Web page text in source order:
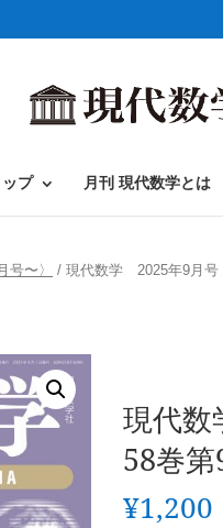
プ 月刊 現代数学とは
号〜〉 / 現代数学 2025年9月
現代
58巻
¥1,200